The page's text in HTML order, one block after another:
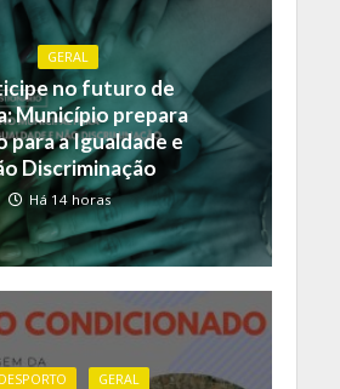
GERAL
no futuro de
Município prepara
para a Igualdade e
Discriminação
Há 14 horas
DESPORTO GERAL